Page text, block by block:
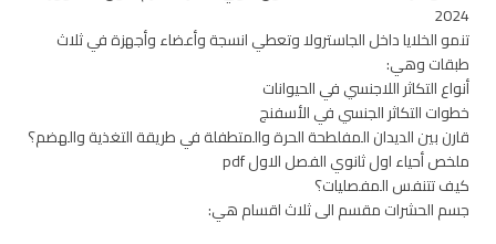
2024
تنمو الخلايا داخل الجاسترولا وتعطي انسجة وأعضاء وأجهزة في ثلاث
طبقات وهي:
أنواع التكاثر اللاجنسي في الحيوانات
خطوات التكاثر الجنسي في الأسفنج
قارن بين الديدان المفلطحة الحرة والمتطفلة في طريقة التغذية والهضم؟
ملخص أحياء اول ثانوي الفصل الاول pdf
كيف تتنفس المفصليات؟
جسم الحشرات مقسم الى ثلاث اقسام هي: